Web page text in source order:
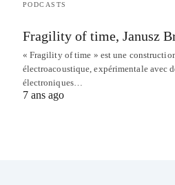
PODCASTS
Fragility of time, Janusz
« Fragility of time » est une
électroacoustique, expérimentale avec
électroniques…
7 ans ago